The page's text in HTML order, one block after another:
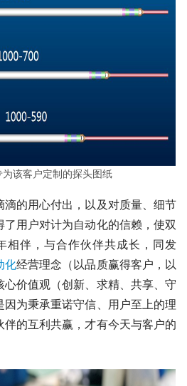
该客户定制的探头图纸
的用心付出，以及对质量、细节
用户对计为自动化的信赖，使双
相伴，与合作伙伴共成长，同发
化经营理念（以品质赢得客户，以
价值观（创新、求精、共享、守
为秉承重诺守信、用户至上的理
的互利共赢，才有今天与客户的